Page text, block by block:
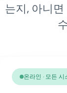
는지, 아니
온라인 · 모든 시